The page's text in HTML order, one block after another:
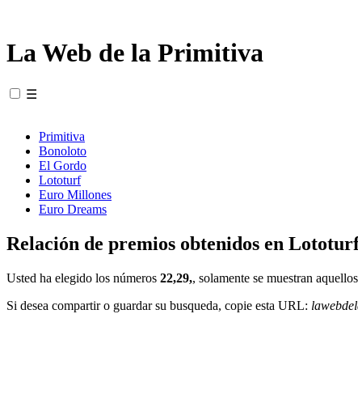
La Web de la Primitiva
☰
Primitiva
Bonoloto
El Gordo
Lototurf
Euro Millones
Euro Dreams
Relación de premios obtenidos en
Usted ha elegido los números 22,29,, solamente se muestran
Si desea compartir o guardar su busqueda, copie esta URL: